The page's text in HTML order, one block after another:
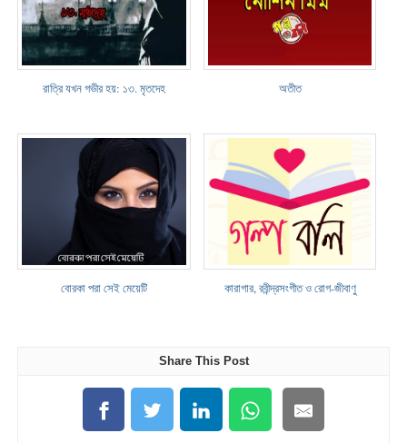
রাত্রি যখন গভীর হয়: ১৩. মৃতদেহ অতীত
বোরকা পরা সেই মেয়েটি কারাগার, রবীন্দ্রসংগীত ও রোগ-জীবাণু
Share This Post